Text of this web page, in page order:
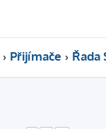
Přijímače Řada